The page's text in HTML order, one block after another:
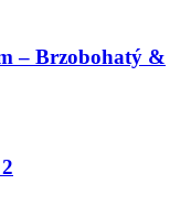
– Brzobohatý &